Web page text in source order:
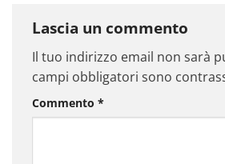
Lascia un commento
Il tuo indirizzo email non sarà
campi obbligatori sono
Commento *